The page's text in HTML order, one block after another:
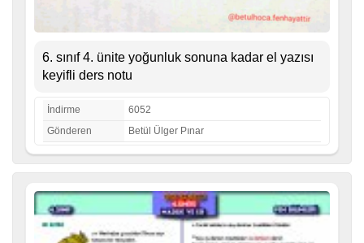
6. sınıf 4. ünite yoğunluk sonuna kadar el yazısı
keyifli ders notu
İndirme
6052
Gönderen
Betül Ülger Pınar